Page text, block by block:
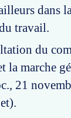
dans
travail.
du
la marche
21